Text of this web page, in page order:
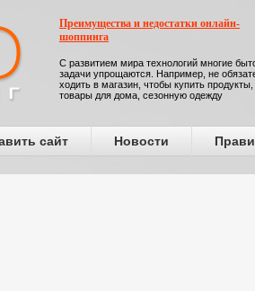
Преимущества и недостатки онлайн-
шоппинга
С развитием мира технологий многие
задачи упрощаются. Например, не
ходить в магазин, чтобы купить продукты,
товары для дома, сезонную одежду
сайт Новости